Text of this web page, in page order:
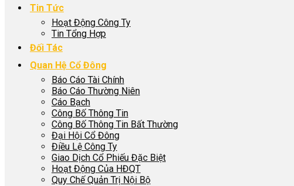
Tin Tức
Hoạt Động Công Ty
Tin Tổng Hợp
Đối Tác
Quan Hệ Cổ Đông
Báo Cáo Tài Chính
Báo Cáo Thường Niên
Cáo Bạch
Công Bố Thông Tin
Công Bố Thông Tin Bất Thường
Đại Hội Cổ Đông
Điều Lệ Công Ty
Giao Dịch Cổ Phiếu Đặc Biệt
Hoạt Động Của HĐQT
Quy Chế Quản Trị Nội Bộ